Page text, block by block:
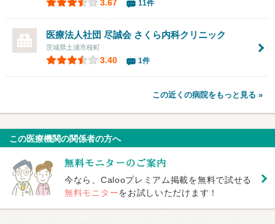
3.67 11件
医療法人社団 尽誠会 さくら内科クリニック
茨城県土浦市桜町
3.40 1件
この近くの病院をもっと見る »
この医療機関の関係者の方へ
今なら、Calooプレミアム掲載を無料で試せる
無料モニターをお試しいただけます！